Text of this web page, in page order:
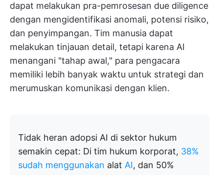
dapat melakukan pra-pemrosesan due diligence
dengan mengidentifikasi anomali, potensi risiko,
dan penyimpangan. Tim manusia dapat
melakukan tinjauan detail, tetapi karena AI
menangani "tahap awal," para pengacara
memiliki lebih banyak waktu untuk strategi dan
merumuskan komunikasi dengan klien.
Tidak heran adopsi AI di sektor hukum
semakin cepat: Di tim hukum korporat, 38%
sudah menggunakan alat AI, dan 50%